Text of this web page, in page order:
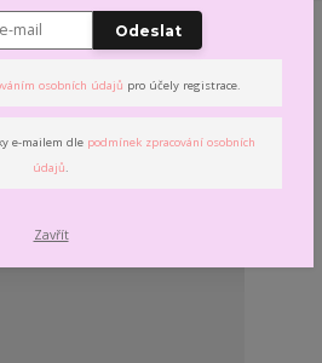
Odeslat
osobních údajů pro účely registrace.
e-mailem dle podmínek zpracování osobních
údajů.
Zavřít